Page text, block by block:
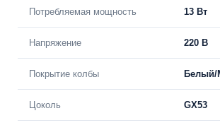
Потребляемая мощность 13 Вт
Напряжение 220 В
Покрытие колбы Белый/
Цоколь GX53